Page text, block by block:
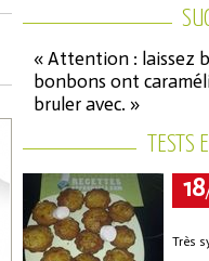
« Attention : laissez
bonbons ont
bruler avec. »
18
Très